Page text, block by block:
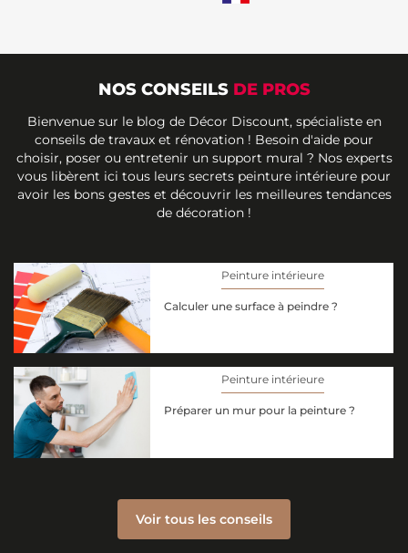
NOS CONSEILS DE PROS
Bienvenue sur le blog de Décor Discount, spécialiste en
conseils de travaux et rénovation ! Besoin d'aide pour
choisir, poser ou entretenir un support mural ? Nos experts
vous libèrent ici tous leurs secrets peinture intérieure pour
avoir les bons gestes et découvrir les meilleures tendances
de décoration !
Peinture intérieure
Calculer une surface à peindre ?
Peinture intérieure
Préparer un mur pour la peinture ?
Voir tous les conseils